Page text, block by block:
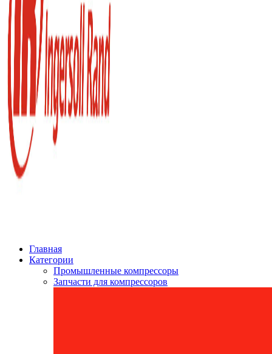
Главная
Категории
Промышленные компрессоры
Запчасти для компрессоров